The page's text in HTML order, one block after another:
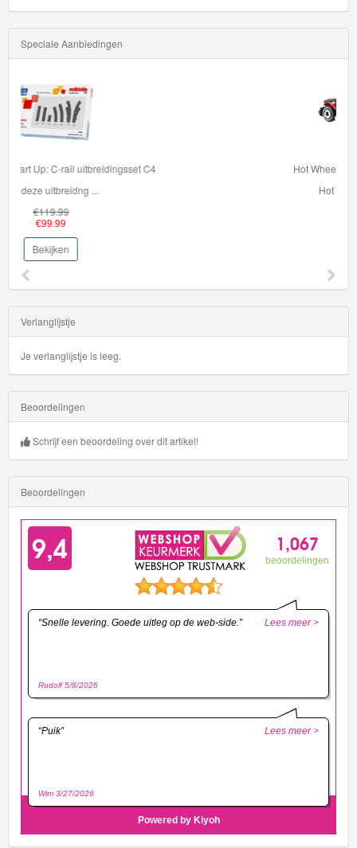
Speciale Aanbiedingen
Hot Wheels Auto - Cyber Speeder
Verlanglijstje
Je verlanglijstje is leeg.
Beoordelingen
Schrijf een beoordeling over dit artikel!
Beoordelingen